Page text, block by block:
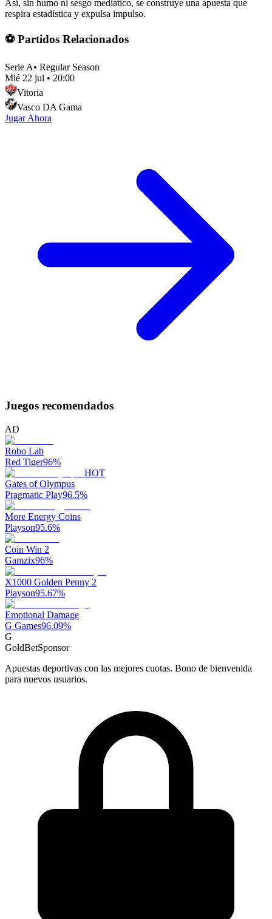
Así, sin humo ni sesgo mediático, se construye una apuesta que
respira estadística y expulsa impulso.
⚽ Partidos Relacionados
Serie A• Regular Season
Mié 22 jul • 20:00
Vitoria
Vasco DA Gama
Jugar Ahora
Juegos recomendados
AD
Robo Lab
Red Tiger96%
HOT
Gates of Olympus
Pragmatic Play96.5%
More Energy Coins
Playson95.6%
Coin Win 2
Gamzix96%
X1000 Golden Penny 2
Playson95.67%
Emotional Damage
G Games96.09%
G
GoldBetSponsor
Apuestas deportivas con las mejores cuotas. Bono de bienvenida
para nuevos usuarios.